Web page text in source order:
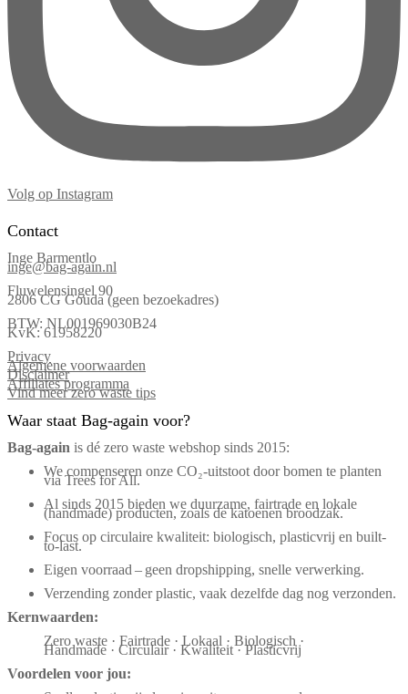
Volg op Instagram
Contact
Inge Barmentlo
inge@bag-again.nl
Fluwelensingel 90
2806 CG Gouda (geen bezoekadres)
BTW: NL001969030B24
KvK: 61958220
Privacy
Algemene voorwaarden
Disclaimer
Affiliates programma
Vind meer zero waste tips
Waar staat Bag-again voor?
Bag‑again is dé zero waste webshop sinds 2015:
We compenseren onze CO₂-uitstoot door bomen te planten
via Trees for All.
Al sinds 2015 bieden we duurzame, fairtrade en lokale
(handmade) producten, zoals de katoenen broodzak.
Focus op circulaire kwaliteit: biologisch, plasticvrij en built-
to-last.
Eigen voorraad – geen dropshipping, snelle verwerking.
Verzending zonder plastic, vaak dezelfde dag nog verzonden.
Kernwaarden:
Zero waste · Fairtrade · Lokaal · Biologisch ·
Handmade · Circulair · Kwaliteit · Plasticvrij
Voordelen voor jou: